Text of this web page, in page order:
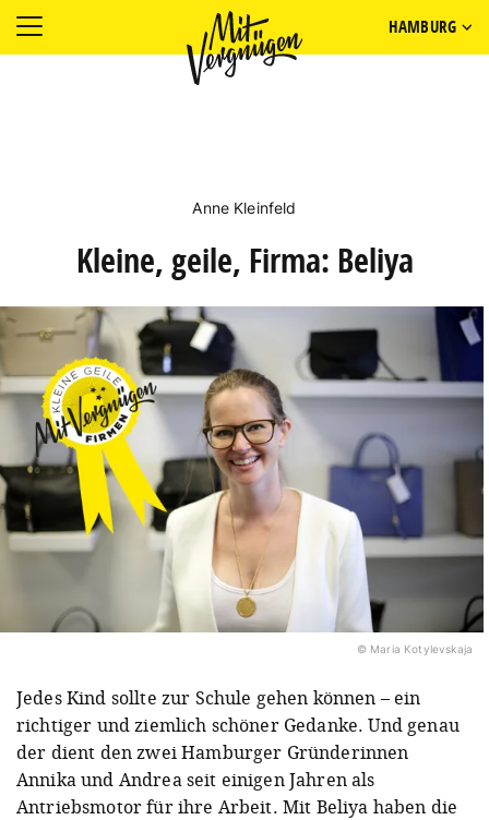
HAMBURG
Anne Kleinfeld
Kleine, geile, Firma: Beliya
© Maria Kotylevskaja
Jedes Kind sollte zur Schule gehen können – ein
richtiger und ziemlich schöner Gedanke. Und genau
der dient den zwei Hamburger Gründerinnen
Annika und Andrea seit einigen Jahren als
Antriebsmotor für ihre Arbeit. Mit Beliya haben die